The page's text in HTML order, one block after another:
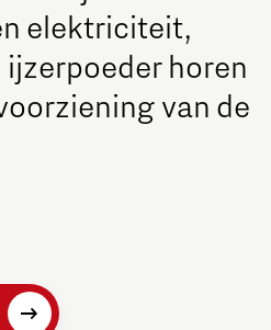
elektriciteit,
horen
van de